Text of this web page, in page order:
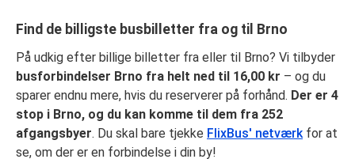
Find de billigste busbilletter fra og til Brno
På udkig efter billige billetter fra eller til Brno? Vi tilbyder
busforbindelser Brno fra helt ned til 16,00 kr – og du
sparer endnu mere, hvis du reserverer på forhånd. Der er 4
stop i Brno, og du kan komme til dem fra 252
afgangsbyer. Du skal bare tjekke FlixBus' netværk for at
se, om der er en forbindelse i din by!